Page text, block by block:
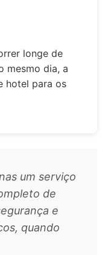
longe de
mesmo dia, a
hotel para os
um serviço
de
e
quando